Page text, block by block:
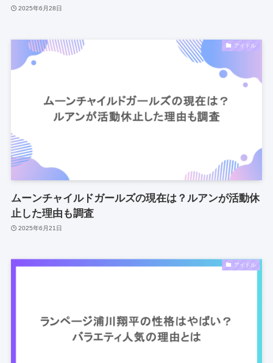
2025年6月28日
アイドル
ムーンチャイルドガールズの現在は？ルアンが活動休
止した理由も調査
2025年6月21日
アイドル